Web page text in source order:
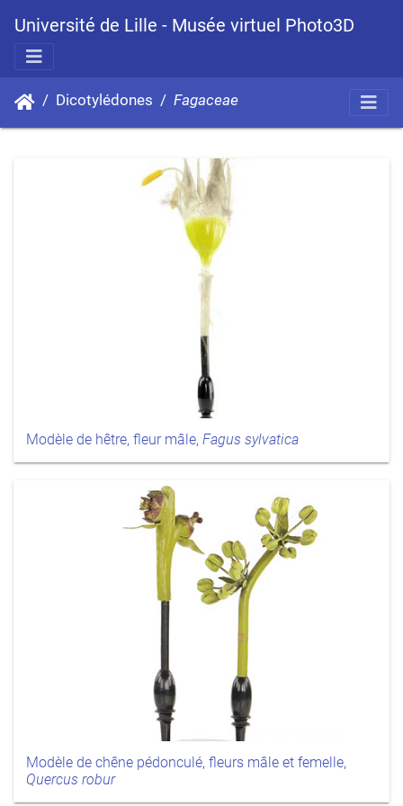
Université de Lille - Musée virtuel Photo3D
Dicotylédones Fagaceae
Modèle de hêtre, fleur mâle, Fagus sylvatica
Modèle de chêne pédonculé, fleurs mâle et femelle,
Quercus robur